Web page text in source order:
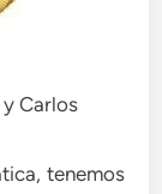
Carlos
tenemos